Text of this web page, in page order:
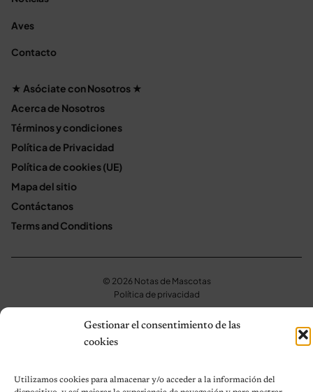
Gestionar el consentimiento de las
cookies
Utilizamos cookies para almacenar y/o acceder a la información del
Aves
Contacto
★ Asóciate con Nosotros ★
Acerca de Nosotros
Términos y condiciones
Política de Privacidad
Política de cookies (UE)
Mapa del sitio
Contáctanos
Terms and Conditions
© 2026 Notas de Mascotas
Política de privacidad